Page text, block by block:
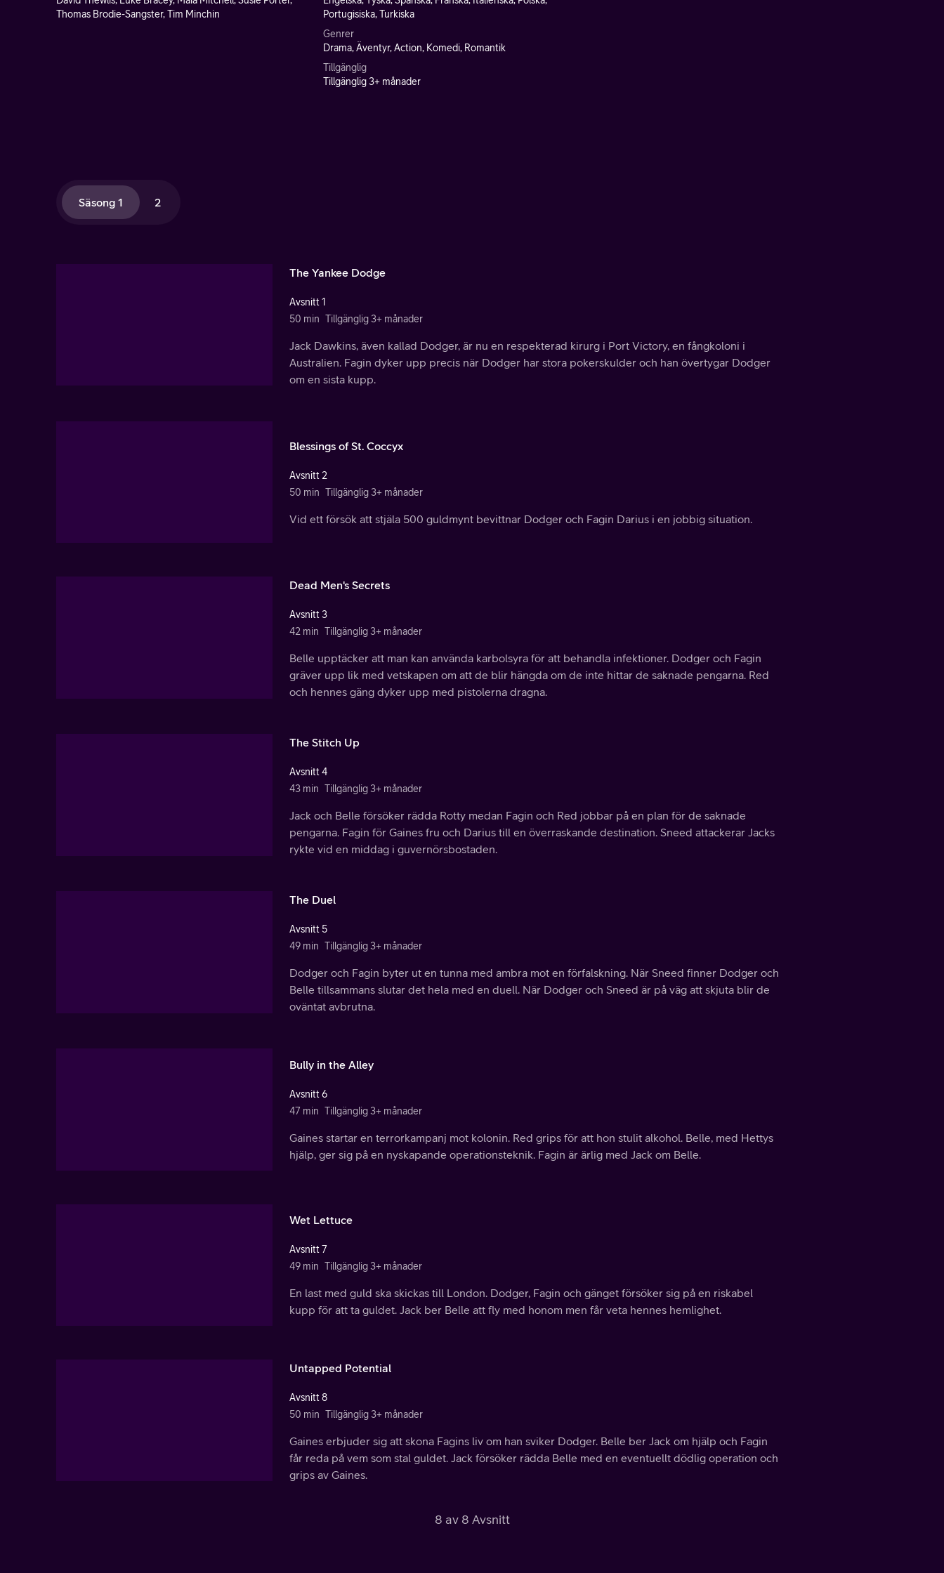
Thomas Brodie-Sangster, Tim Minchin
Portugisiska, Turkiska
Genrer
Drama, Äventyr, Action, Komedi, Romantik
Tillgänglig
Tillgänglig 3+ månader
Säsong 1 2
The Yankee Dodge
Avsnitt 1
50 min Tillgänglig 3+ månader
Jack Dawkins, även kallad Dodger, är nu en respekterad kirurg i Port Victory, en fångkoloni i
Australien. Fagin dyker upp precis när Dodger har stora pokerskulder och han övertygar Dodger
om en sista kupp.
Blessings of St. Coccyx
Avsnitt 2
50 min Tillgänglig 3+ månader
Vid ett försök att stjäla 500 guldmynt bevittnar Dodger och Fagin Darius i en jobbig situation.
Dead Men's Secrets
Avsnitt 3
42 min Tillgänglig 3+ månader
Belle upptäcker att man kan använda karbolsyra för att behandla infektioner. Dodger och Fagin
gräver upp lik med vetskapen om att de blir hängda om de inte hittar de saknade pengarna. Red
och hennes gäng dyker upp med pistolerna dragna.
The Stitch Up
Avsnitt 4
43 min Tillgänglig 3+ månader
Jack och Belle försöker rädda Rotty medan Fagin och Red jobbar på en plan för de saknade
pengarna. Fagin för Gaines fru och Darius till en överraskande destination. Sneed attackerar Jacks
rykte vid en middag i guvernörsbostaden.
The Duel
Avsnitt 5
49 min Tillgänglig 3+ månader
Dodger och Fagin byter ut en tunna med ambra mot en förfalskning. När Sneed finner Dodger och
Belle tillsammans slutar det hela med en duell. När Dodger och Sneed är på väg att skjuta blir de
oväntat avbrutna.
Bully in the Alley
Avsnitt 6
47 min Tillgänglig 3+ månader
Gaines startar en terrorkampanj mot kolonin. Red grips för att hon stulit alkohol. Belle, med Hettys
hjälp, ger sig på en nyskapande operationsteknik. Fagin är ärlig med Jack om Belle.
Wet Lettuce
Avsnitt 7
49 min Tillgänglig 3+ månader
En last med guld ska skickas till London. Dodger, Fagin och gänget försöker sig på en riskabel
kupp för att ta guldet. Jack ber Belle att fly med honom men får veta hennes hemlighet.
Untapped Potential
Avsnitt 8
50 min Tillgänglig 3+ månader
Gaines erbjuder sig att skona Fagins liv om han sviker Dodger. Belle ber Jack om hjälp och Fagin
får reda på vem som stal guldet. Jack försöker rädda Belle med en eventuellt dödlig operation och
grips av Gaines.
8 av 8 Avsnitt